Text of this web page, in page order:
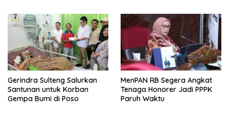
Gerindra Sulteng Salurkan
Santunan untuk Korban
Gempa Bumi di Poso
MenPAN RB Segera Angkat
Tenaga Honorer Jadi PPPK
Paruh Waktu